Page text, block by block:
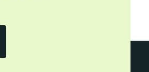
Con ecityclic, menos papel y más